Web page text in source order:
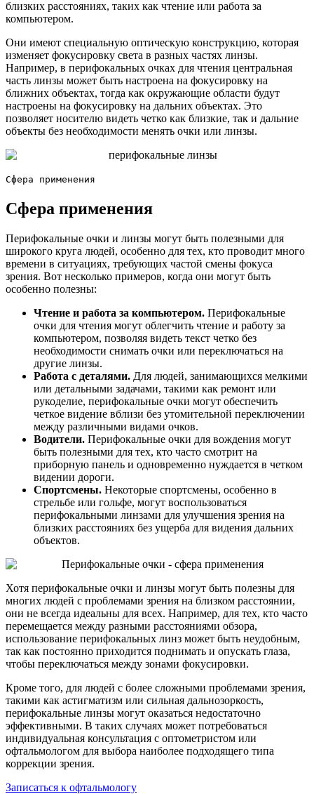
близких расстояниях, таких как чтение или работа за
компьютером.
Они имеют специальную оптическую конструкцию, которая
изменяет фокусировку света в разных частях линзы.
Например, в перифокальных очках для чтения центральная
часть линзы может быть настроена на фокусировку на
ближних объектах, тогда как окружающие области будут
настроены на фокусировку на дальних объектах. Это
позволяет носителю видеть четко как близкие, так и дальние
объекты без необходимости менять очки или линзы.
Сфера применения
Сфера применения
Перифокальные очки и линзы могут быть полезными для
широкого круга людей, особенно для тех, кто проводит много
времени в ситуациях, требующих частой смены фокуса
зрения. Вот несколько примеров, когда они могут быть
особенно полезны:
Чтение и работа за компьютером. Перифокальные
очки для чтения могут облегчить чтение и работу за
компьютером, позволяя видеть текст четко без
необходимости снимать очки или переключаться на
другие линзы.
Работа с деталями. Для людей, занимающихся мелкими
или детальными задачами, такими как ремонт или
рукоделие, перифокальные очки могут обеспечить
четкое видение вблизи без утомительной переключении
между различными видами очков.
Водители. Перифокальные очки для вождения могут
быть полезными для тех, кто часто смотрит на
приборную панель и одновременно нуждается в четком
видении дороги.
Спортсмены. Некоторые спортсмены, особенно в
стрельбе или гольфе, могут воспользоваться
перифокальными линзами для улучшения зрения на
близких расстояниях без ущерба для видения дальних
объектов.
Хотя перифокальные очки и линзы могут быть полезны для
многих людей с проблемами зрения на близком расстоянии,
они не всегда идеальны для всех. Например, для тех, кто часто
перемещается между разными расстояниями обзора,
использование перифокальных линз может быть неудобным,
так как постоянно приходится поднимать и опускать глаза,
чтобы переключаться между зонами фокусировки.
Кроме того, для людей с более сложными проблемами зрения,
такими как астигматизм или сильная дальнозоркость,
перифокальные линзы могут оказаться недостаточно
эффективными. В таких случаях может потребоваться
индивидуальная консультация с оптометристом или
офтальмологом для выбора наиболее подходящего типа
коррекции зрения.
Записаться к офтальмологу